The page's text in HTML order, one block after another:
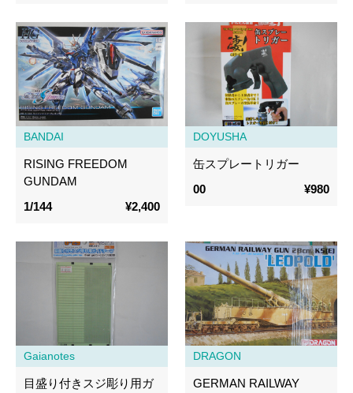
BANDAI
RISING FREEDOM
GUNDAM
1/144
¥2,400
DOYUSHA
缶スプレートリガー
00
¥980
Gaianotes
目盛り付きスジ彫り用ガ
DRAGON
GERMAN RAILWAY